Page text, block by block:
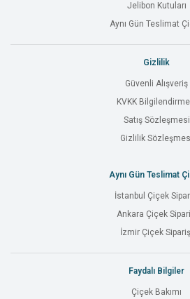
Jelibon Kutuları
Aynı Gün Teslimat
Gizlilik
Güvenli Alışveriş
KVKK
Satış Sözleşmesi
Gizlilik
Aynı Gün Teslimat
İstanbul Çiçek
Ankara Çiçek
İzmir Çiçek
Faydalı Bilgiler
Çiçek Bakımı